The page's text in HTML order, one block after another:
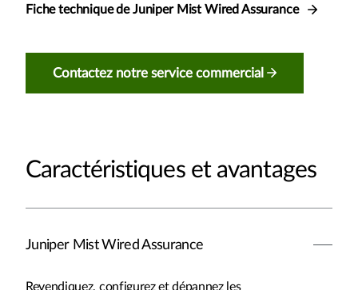
Fiche technique de Juniper Mist Wired Assurance
Contactez notre service commercial
Caractéristiques et avantages
Juniper Mist Wired Assurance
Revendiquez, configurez et dépannez les